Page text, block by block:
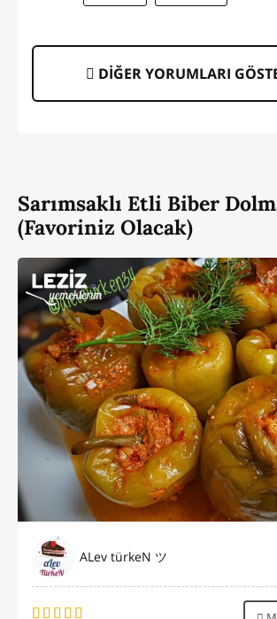
DİĞER YORUMLARI
Sarımsaklı Etli Biber
(Favoriniz Olacak)
ALev türkeN ツ